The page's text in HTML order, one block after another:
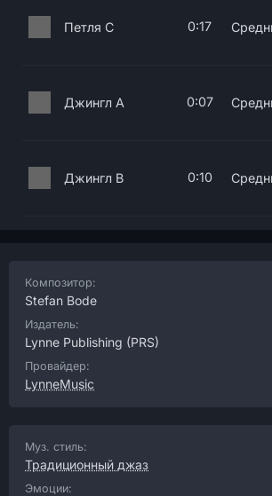
Петля C 0:17
Джингл A 0:07
Джингл B 0:10
Композитор:
Stefan Bode
Издатель:
Lynne Publishing (PRS)
Провайдер:
LynneMusic
Муз. стиль:
Традиционный джаз
Эмоции: